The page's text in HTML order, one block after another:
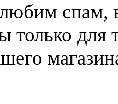
спам,
только для